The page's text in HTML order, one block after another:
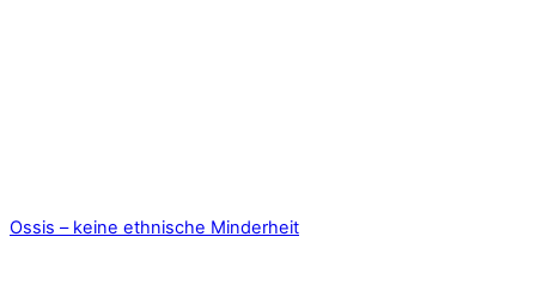
Ossis – keine ethnische Minderheit